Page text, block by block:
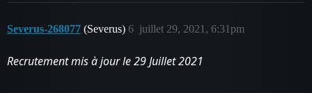
Severus-268077 (Severus) juillet 29, 2021, 6:31pm
6
Recrutement mis à jour le 29 Juillet 2021